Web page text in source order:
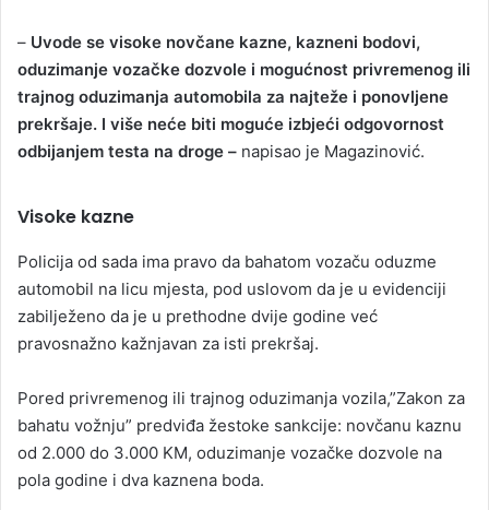
– Uvode se visoke novčane kazne, kazneni bodovi,
oduzimanje vozačke dozvole i mogućnost privremenog ili
trajnog oduzimanja automobila za najteže i ponovljene
prekršaje. I više neće biti moguće izbjeći odgovornost
odbijanjem testa na droge – napisao je Magazinović.
Visoke kazne
Policija od sada ima pravo da bahatom vozaču oduzme
automobil na licu mjesta, pod uslovom da je u evidenciji
zabilježeno da je u prethodne dvije godine već
pravosnažno kažnjavan za isti prekršaj.
Pored privremenog ili trajnog oduzimanja vozila,”Zakon za
bahatu vožnju” predviđa žestoke sankcije: novčanu kaznu
od 2.000 do 3.000 KM, oduzimanje vozačke dozvole na
pola godine i dva kaznena boda.